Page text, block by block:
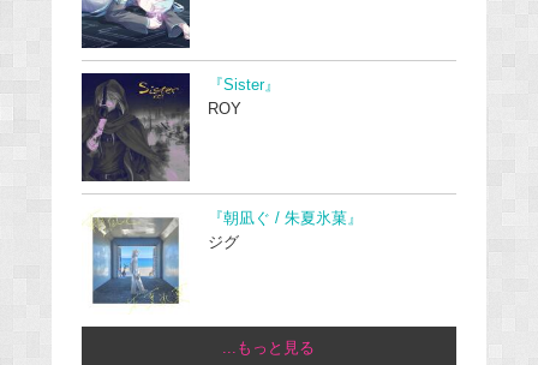
『Sister』
ROY
『朝凪ぐ / 朱夏氷菓』
ジグ
...もっと見る